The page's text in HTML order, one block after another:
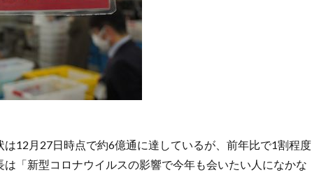
12月27日時点で約6億通に達しているが、前年比で1割程度
「新型コロナウイルスの影響で今年も会いたい人になかな